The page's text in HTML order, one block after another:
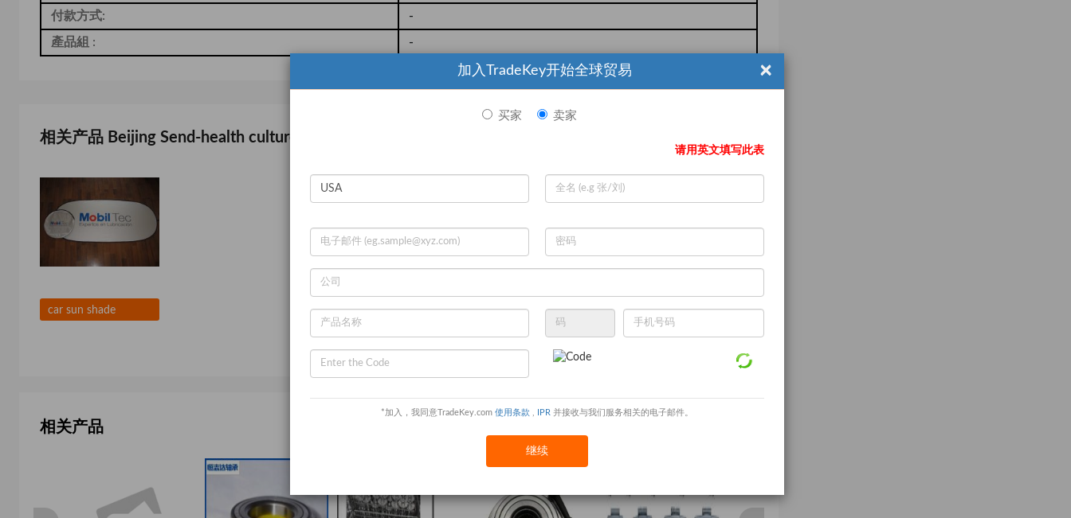
×
加入TradeKey开始全球贸易
买家 卖家
请用英文填写此表
*加入，我同意TradeKey.com 使用条款 IPR 并接收与我们服务相关的电子邮件。
继续
付款方式: -
產品組 : -
相关产品 Beijing Send-health culture communication centre
car sun shade
相关产品